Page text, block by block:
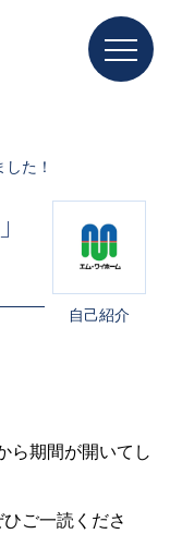
た！
自己紹介
ら期間が開いてし
ご一読くださ